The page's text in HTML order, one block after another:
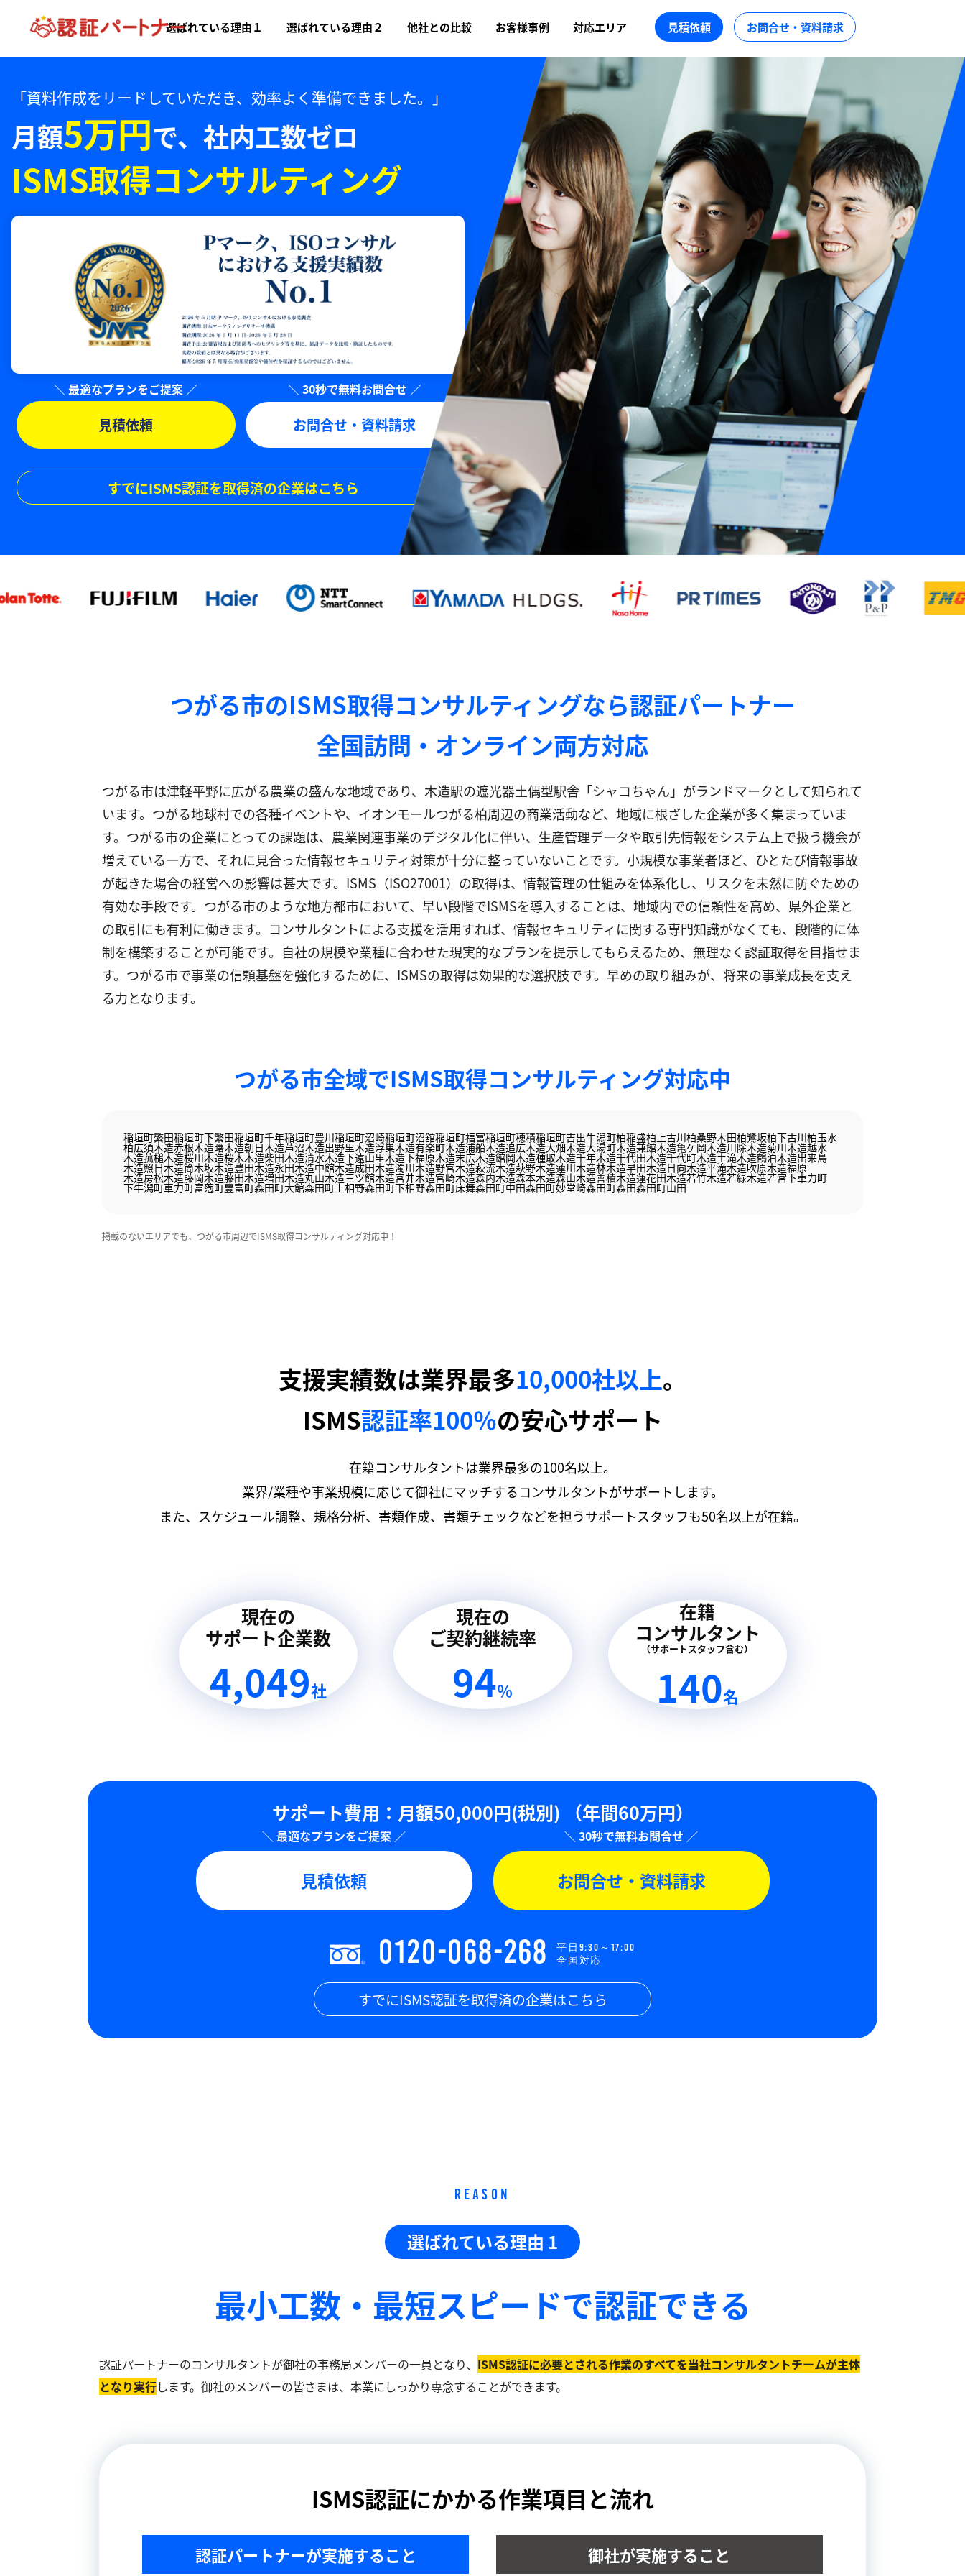
選ばれている理由１ 選ばれている理由２ 他社との比較 お客様事例 対応エリア 見積依頼 お問合せ・資料請求
「資料作成をリードしていただき、効率よく準備できました。」
月額5万円で、社内工数ゼロ
ISMS取得コンサルティング
見積依頼 お問合せ・資料請求
すでにISMS認証を取得済の企業はこちら
つがる市のISMS取得コンサルティングなら認証パートナー
全国訪問・オンライン両方対応
つがる市は津軽平野に広がる農業の盛んな地域であり、木造駅の遮光器土偶型駅舎「シャコちゃん」がランドマークとして知られて
います。つがる地球村での各種イベントや、イオンモールつがる柏周辺の商業活動など、地域に根ざした企業が多く集まっていま
す。つがる市の企業にとっての課題は、農業関連事業のデジタル化に伴い、生産管理データや取引先情報をシステム上で扱う機会が
増えている一方で、それに見合った情報セキュリティ対策が十分に整っていないことです。小規模な事業者ほど、ひとたび情報事故
が起きた場合の経営への影響は甚大です。ISMS（ISO27001）の取得は、情報管理の仕組みを体系化し、リスクを未然に防ぐための
有効な手段です。つがる市のような地方都市において、早い段階でISMSを導入することは、地域内での信頼性を高め、県外企業と
の取引にも有利に働きます。コンサルタントによる支援を活用すれば、情報セキュリティに関する専門知識がなくても、段階的に体
制を構築することが可能です。自社の規模や業種に合わせた現実的なプランを提示してもらえるため、無理なく認証取得を目指せま
す。つがる市で事業の信頼基盤を強化するために、ISMSの取得は効果的な選択肢です。早めの取り組みが、将来の事業成長を支え
る力となります。
つがる市全域でISMS取得コンサルティング対応中
稲垣町繁田稲垣町下繁田稲垣町千年稲垣町豊川稲垣町沼崎稲垣町沼舘稲垣町福富稲垣町穂積稲垣町吉出牛潟町柏稲盛柏上古川柏桑野木田柏鷺坂柏下古川柏玉水
柏広須木造赤根木造曙木造朝日木造芦沼木造出野里木造浮巣木造有楽町木造浦船木造追広木造大畑木造大湯町木造兼館木造亀ケ岡木造川除木造菊川木造越水
木造菰槌木造桜川木造桜木木造柴田木造清水木造下遠山里木造下福原木造末広木造館岡木造種取木造千年木造千代田木造千代町木造土滝木造鶴泊木造出来島
木造照日木造筒木坂木造豊田木造永田木造中館木造成田木造濁川木造野宮木造萩流木造萩野木造蓮川木造林木造早田木造日向木造平滝木造吹原木造福原
木造房松木造藤岡木造藤田木造増田木造丸山木造三ツ館木造宮井木造宮崎木造森内木造森本木造森山木造善積木造蓮花田木造若竹木造若緑木造若宮下車力町
下牛潟町車力町富萢町豊富町森田町大館森田町上相野森田町下相野森田町床舞森田町中田森田町妙堂崎森田町森田森田町山田
掲載のないエリアでも、つがる市周辺でISMS取得コンサルティング対応中！
支援実績数は業界最多10,000社以上。
ISMS認証率100％の安心サポート
在籍コンサルタントは業界最多の100名以上。
業界/業種や事業規模に応じて御社にマッチするコンサルタントがサポートします。
また、スケジュール調整、規格分析、書類作成、書類チェックなどを担うサポートスタッフも50名以上が在籍。
現在の
サポート企業数
4,049社
現在の
ご契約継続率
94％
在籍
コンサルタント
（サポートスタッフ含む）
140名
サポート費用：⽉額50,000円(税別) （年間60万円）
見積依頼 お問合せ・資料請求
0120-068-268
平日9:30～17:00
全国対応
すでにISMS認証を取得済の企業はこちら
REASON
選ばれている理由 1
最小工数・最短スピードで認証できる
認証パートナーのコンサルタントが御社の事務局メンバーの一員となり、 ISMS認証に必要とされる作業のすべてを当社コンサルタントチームが主体
となり実⾏します。御社のメンバーの皆さまは、本業にしっかり専念することができます。
ISMS認証にかかる作業項目と流れ
認証パートナーが実施すること 御社が実施すること